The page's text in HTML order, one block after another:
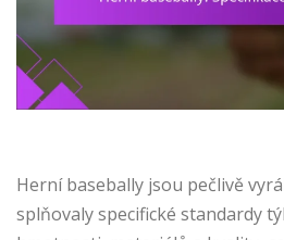
Herní basebally jsou pečlivě
splňovaly specifické standardy